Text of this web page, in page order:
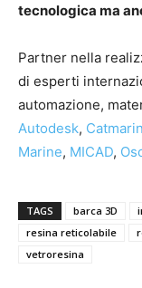
tecnologica ma
Partner nella
di esperti
automazione,
Autodesk,
Marine, MICAD,
TAGS barca 3D
resina reticolabile
vetroresina